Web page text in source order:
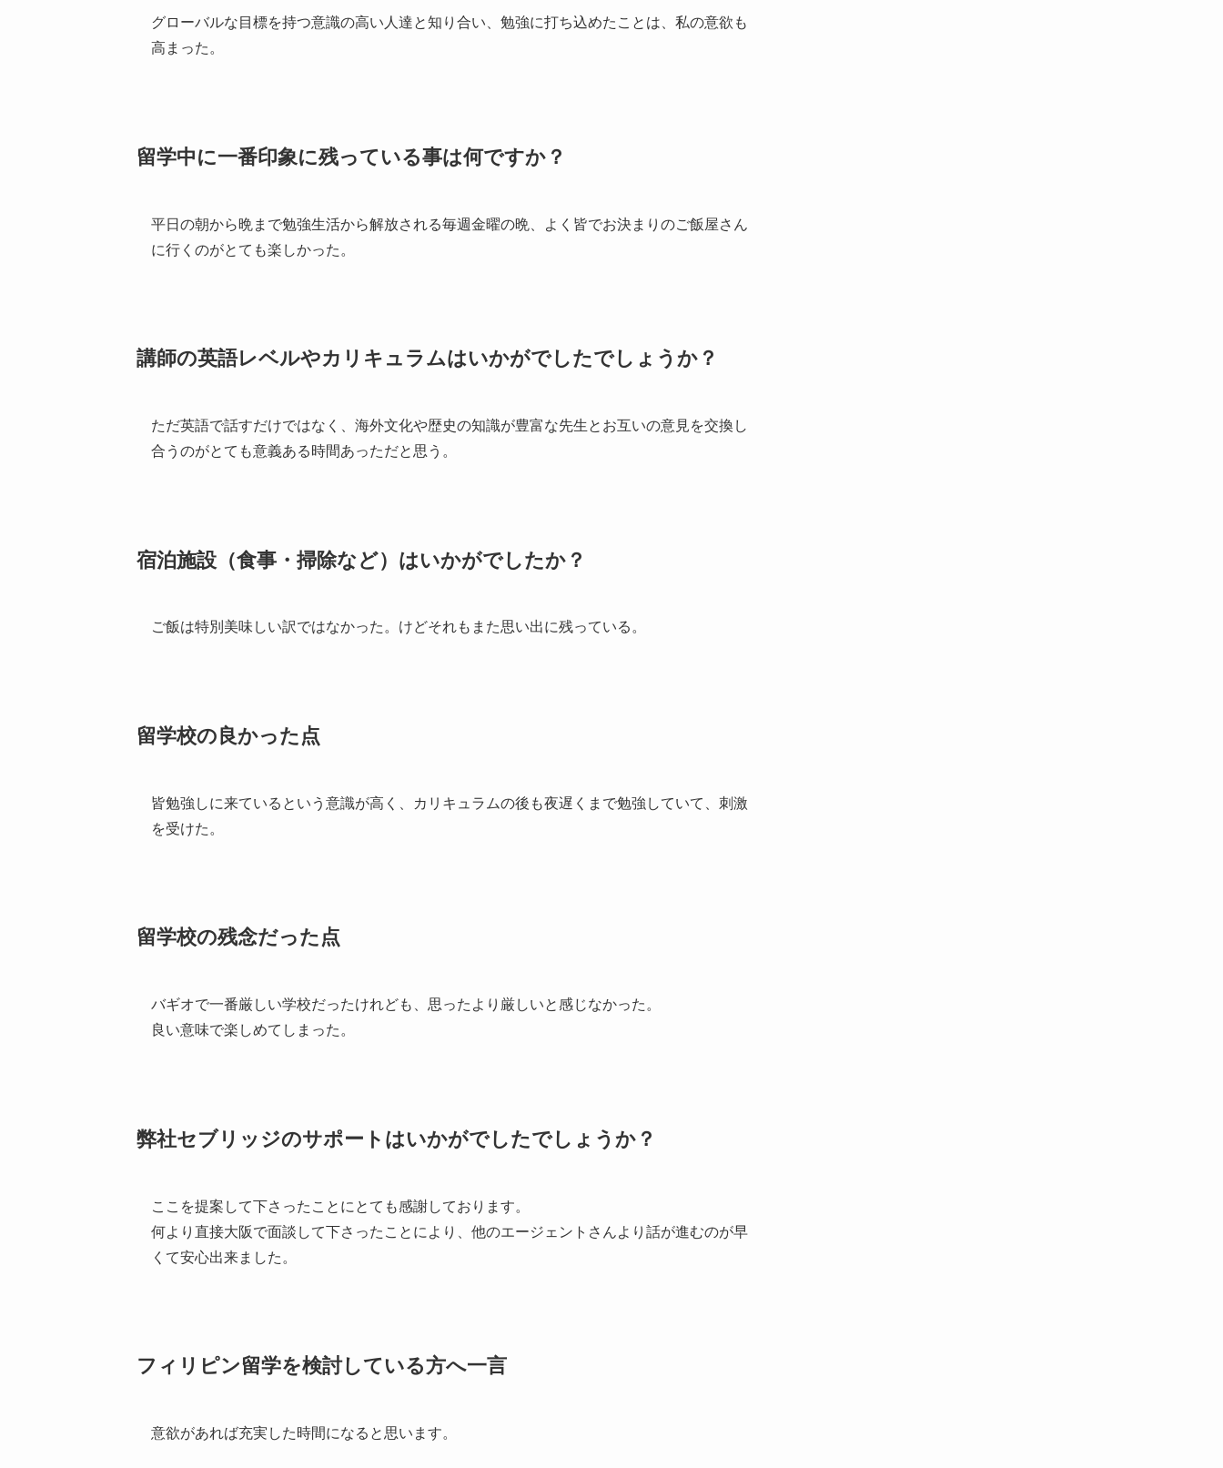
グローバルな目標を持つ意識の高い人達と知り合い、勉強に打ち込めたことは、私の意欲も
高まった。
留学中に一番印象に残っている事は何ですか？
平日の朝から晩まで勉強生活から解放される毎週金曜の晩、よく皆でお決まりのご飯屋さん
に行くのがとても楽しかった。
講師の英語レベルやカリキュラムはいかがでしたでしょうか？
ただ英語で話すだけではなく、海外文化や歴史の知識が豊富な先生とお互いの意見を交換し
合うのがとても意義ある時間あっただと思う。
宿泊施設（食事・掃除など）はいかがでしたか？
ご飯は特別美味しい訳ではなかった。けどそれもまた思い出に残っている。
留学校の良かった点
皆勉強しに来ているという意識が高く、カリキュラムの後も夜遅くまで勉強していて、刺激
を受けた。
留学校の残念だった点
バギオで一番厳しい学校だったけれども、思ったより厳しいと感じなかった。
良い意味で楽しめてしまった。
弊社セブリッジのサポートはいかがでしたでしょうか？
ここを提案して下さったことにとても感謝しております。
何より直接大阪で面談して下さったことにより、他のエージェントさんより話が進むのが早
くて安心出来ました。
フィリピン留学を検討している方へ一言
意欲があれば充実した時間になると思います。